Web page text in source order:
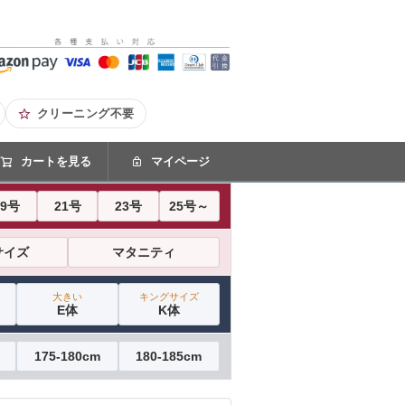
クリーニング不要
カートを見る マイページ
号 21号 23号 25号～
イズ マタニティ
大きい
E体
キングサイズ
K体
175-180cm 180-185cm